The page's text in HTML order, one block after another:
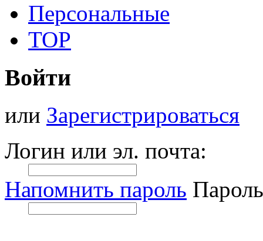
Персональные
TOP
Войти
или Зарегистрироваться
Логин или эл. почта:
Напомнить пароль